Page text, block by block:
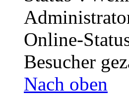
Online-
Besucher
Nach oben